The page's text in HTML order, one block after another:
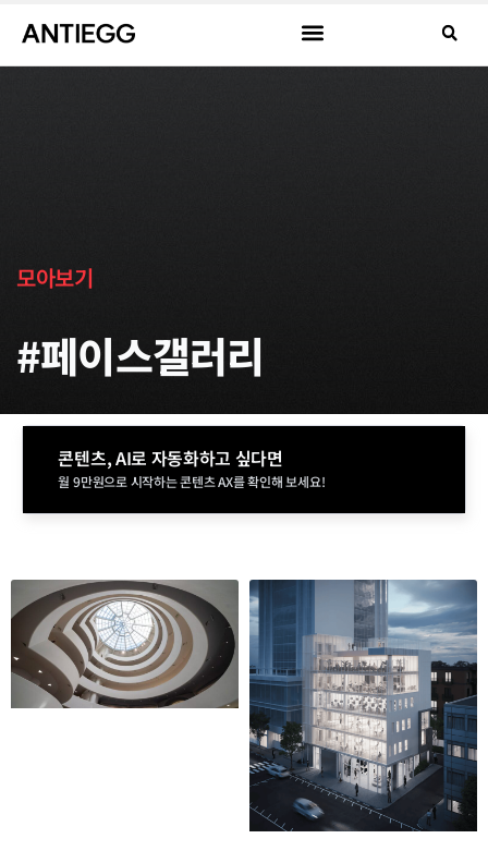
모아보기
#페이스갤러리
콘텐츠, AI로 자동화하고 싶다면
월 9만원으로 시작하는 콘텐츠 AX를 확인해 보세요!